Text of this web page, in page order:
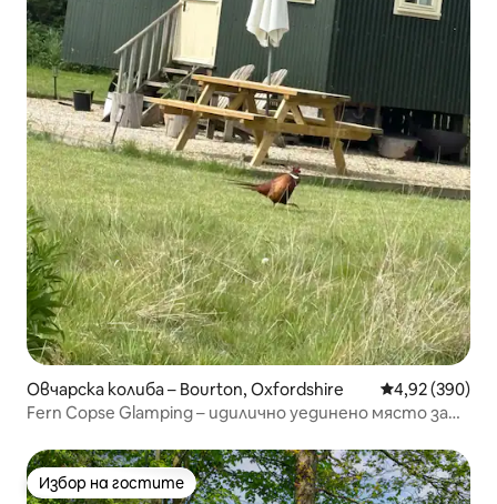
Овчарска колиба – Bourton, Oxfordshire Средна
4,92 (390)
Fern Copse Glamping – идилично уединено място за
Избор на гостите
Избор на гостите